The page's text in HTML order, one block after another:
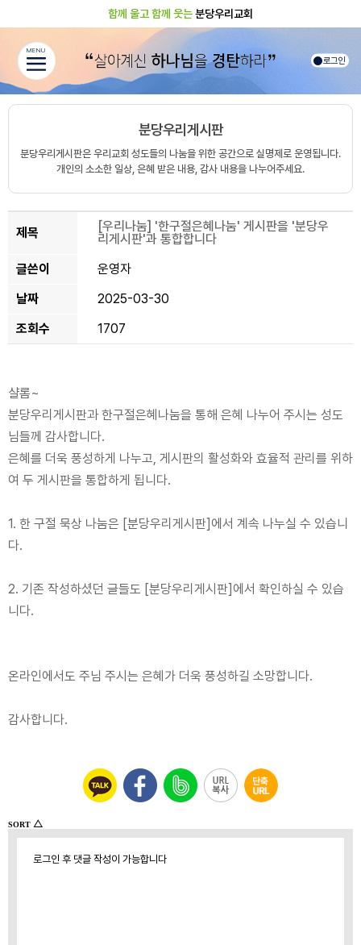
함께 울고 함께 웃는분당우리교회
로그인
MENU
분당우리게시판
분당우리게시판은 우리교회 성도들의 나눔을 위한 공간으로 실명제로 운영됩니다.
개인의 소소한 일상, 은혜 받은 내용, 감사 내용을 나누어주세요.
제목 [우리나눔] '한구절은혜나눔' 게시판을 '분당우
리게시판'과 통합합니다
글쓴이
운영자
날짜
2025-03-30
조회수
1707
샬롬~
분당우리게시판과 한구절은혜나눔을 통해 은혜 나누어 주시는 성도
님들께 감사합니다.
은혜를 더욱 풍성하게 나누고, 게시판의 활성화와 효율적 관리를 위하
여 두 게시판을 통합하게 됩니다.
1. 한 구절 묵상 나눔은 [분당우리게시판]에서 계속 나누실 수 있습니
다.
2. 기존 작성하셨던 글들도 [분당우리게시판]에서 확인하실 수 있습
니다.
온라인에서도 주님 주시는 은혜가 더욱 풍성하길 소망합니다.
감사합니다.
SORT △
로그인 후 댓글 작성이 가능합니다